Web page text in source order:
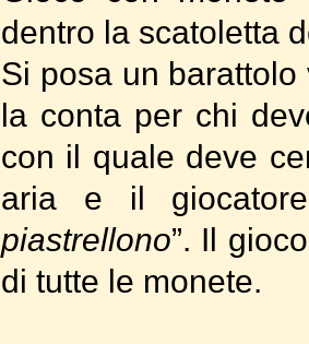
dentro la scatoletta
Si posa un
la conta per chi
con il quale deve
aria e il
piastrellono”. Il
di tutte le monete.